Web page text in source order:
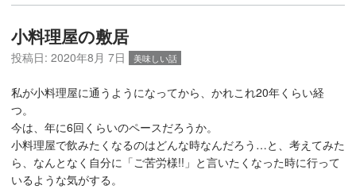
小料理屋の敷居
投稿日: 2020年8月 7日 美味しい話
私が小料理屋に通うようになってから、かれこれ20年くらい経
つ。
今は、年に6回くらいのペースだろうか。
小料理屋で飲みたくなるのはどんな時なんだろう…と、考えてみた
ら、なんとなく自分に「ご苦労様!!」と言いたくなった時に行って
いるような気がする。